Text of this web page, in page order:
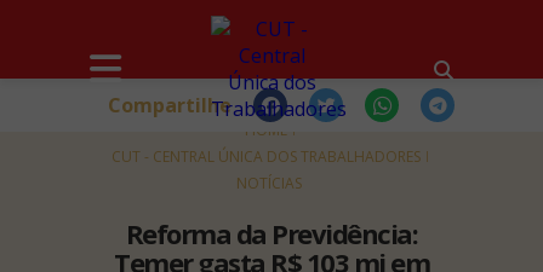
HOME
CUT - CENTRAL ÚNICA DOS TRABALHADORES
NOTÍCIAS
Reforma da Previdência:
Temer gasta R$ 103 mi em
Compartilhe